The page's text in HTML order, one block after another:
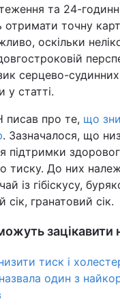
та 24-
точну
оскільки
серцево-
у статті.
писав про те, що
. Зазначалося, що
підтримки
тиску. До них
із гібіскусу,
сік, гранатовий сік.
зацікавити
тиск і
один з